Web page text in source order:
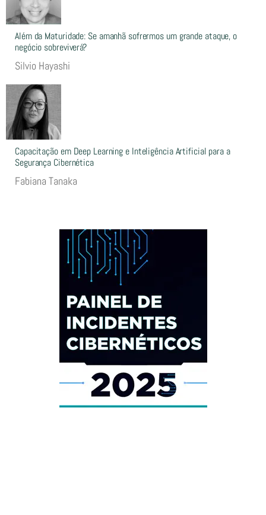
Além da Maturidade: Se amanhã sofrermos um grande ataque, o
negócio sobreviverá?
Silvio Hayashi
Capacitação em Deep Learning e Inteligência Artificial para a
Segurança Cibernética
Fabiana Tanaka